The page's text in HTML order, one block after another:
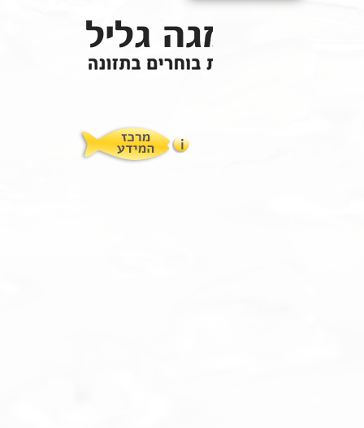
מרכז המטפלים
מרכז המידע